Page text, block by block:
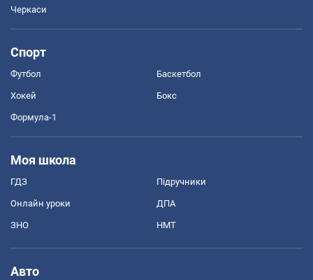
Черкаси
Спорт
Футбол Баскетбол
Хокей Бокс
Формула-1
Моя школа
ГДЗ Підручники
Онлайн уроки ДПА
ЗНО НМТ
Авто